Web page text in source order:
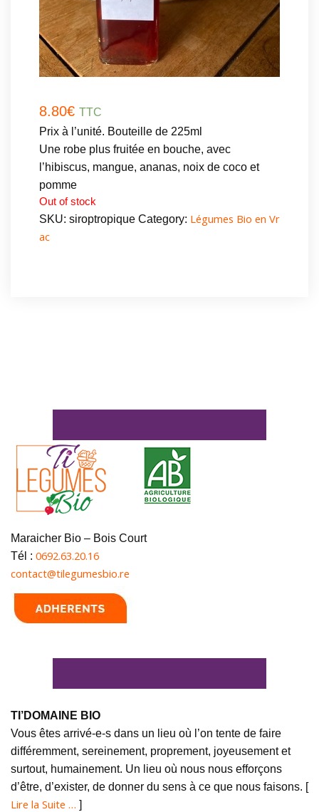
8.80€ TTC
Prix à l’unité. Bouteille de 225ml
Une robe plus fruitée en bouche, avec
l’hibiscus, mangue, ananas, noix de coco et
pomme
Out of stock
SKU: siroptropique Category: Légumes Bio en Vr
ac
Maraicher Bio – Bois Court
Tél : 0692.63.20.16
contact@tilegumesbio.re
TI’DOMAINE BIO
Vous êtes arrivé-e-s dans un lieu où l’on tente de faire
différemment, sereinement, proprement, joyeusement et
surtout, humainement. Un lieu où nous nous efforçons
d’être, d’exister, de donner du sens à ce que nous faisons. [
Lire la Suite … ]